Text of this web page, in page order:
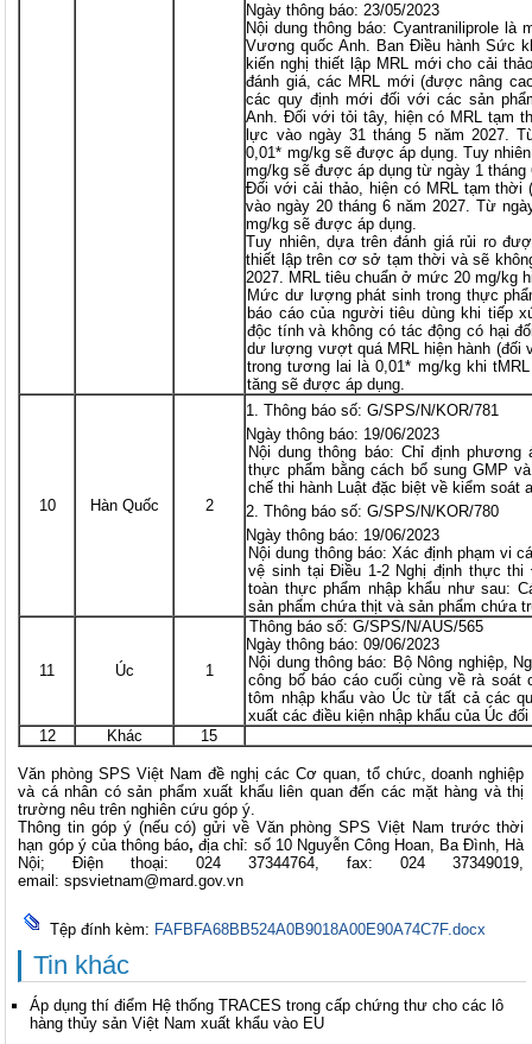
Ngày thông báo: 23/05/2023
Nội dung thông báo: Cyantraniliprole
Vương quốc Anh. Ban Điều hành Sức
kiến nghị thiết lập MRL mới cho cải
đánh giá, các MRL mới (được nâng
các quy định mới đối với các sản
Anh. Đối với tỏi tây, hiện có MRL tạm
lực vào ngày 31 tháng 5 năm 2027.
0,01* mg/kg sẽ được áp dụng. Tuy
mg/kg sẽ được áp dụng từ ngày 1 tháng
Đối với cải thảo, hiện có MRL tạm thời
vào ngày 20 tháng 6 năm 2027. Từ
mg/kg sẽ được áp dụng.
Tuy nhiên, dựa trên đánh giá rủi ro
thiết lập trên cơ sở tạm thời và sẽ
2027. MRL tiêu chuẩn ở mức 20 mg/kg
Mức dư lượng phát sinh trong thực
báo cáo của người tiêu dùng khi tiếp
độc tính và không có tác động có hại
dư lượng vượt quá MRL hiện hành (đối
trong tương lai là 0,01* mg/kg khi
tăng sẽ được áp dụng.
10 Hàn Quốc 2
Thông báo số: G/SPS/N/KOR/781
Ngày thông báo: 19/06/2023
Nội dung thông báo: Chỉ định
thực phẩm bằng cách bổ sung GMP
chế thi hành Luật đặc biệt về kiểm soát
Thông báo số: G/SPS/N/KOR/780
Ngày thông báo: 19/06/2023
Nội dung thông báo: Xác định phạm vi
vệ sinh tại Điều 1-2 Nghị định thực
toàn thực phẩm nhập khẩu như sau:
sản phẩm chứa thịt và sản phẩm chứa
11 Úc 1
Thông báo số: G/SPS/N/AUS/565
Ngày thông báo: 09/06/2023
Nội dung thông báo: Bộ Nông nghiệp,
công bố báo cáo cuối cùng về rà
tôm nhập khẩu vào Úc từ tất cả các
xuất các điều kiện nhập khẩu của Úc
12
Khác 15
Văn phòng SPS Việt Nam đề nghị các Cơ quan, tổ chức, doanh nghiệp
và cá nhân có sản phẩm xuất khẩu liên quan đến các mặt hàng và thị
trường nêu trên nghiên cứu góp ý.
Thông tin góp ý (nếu có) gửi về Văn phòng SPS Việt Nam trước thời
hạn góp ý của thông báo,địa chỉ: số 10 Nguyễn Công Hoan, Ba Đình, Hà
Nội; Điện thoại: 024 37344764, fax: 024 37349019,
email:spsvietnam@mard.gov.vn
Tệp đính kèm: FAFBFA68BB524A0B9018A00E90A74C7F.docx
Tin khác
Áp dụng thí điểm Hệ thống TRACES trong cấp chứng thư cho các lô
hàng thủy sản Việt Nam xuất khẩu vào EU